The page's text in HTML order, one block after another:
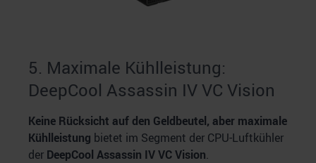
5. Maximale Kühlleistung:
DeepCool Assassin IV VC Vision
Keine Rücksicht auf den Geldbeutel, aber maximale
Kühlleistung bietet im Segment der CPU-Luftkühler
der DeepCool Assassin IV VC Vision.